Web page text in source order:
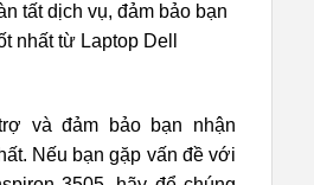
tất dịch vụ, đảm bảo bạn
nhất từ Laptop Dell
và đảm bảo bạn nhận
Nếu bạn gặp vấn đề với